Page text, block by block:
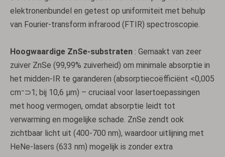
elektronenbundel en getest op uniformiteit met behulp
van Fourier-transform infrarood (FTIR) spectroscopie.
Hoogwaardige ZnSe-substraten : Gemaakt van zeer
zuiver ZnSe (99,99% zuiverheid) om minimale absorptie in
het midden-IR te garanderen (absorptiecoëfficiënt <0,005
cm⁻⊃1; bij 10,6 µm) – cruciaal voor lasertoepassingen
met hoog vermogen, omdat absorptie leidt tot
verwarming en mogelijke schade. ZnSe zendt ook
zichtbaar licht uit (400-700 nm), waardoor uitlijning met
HeNe-lasers (633 nm) mogelijk is zonder extra